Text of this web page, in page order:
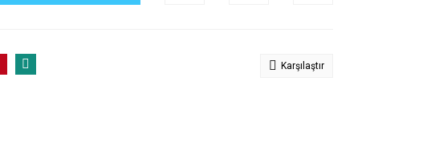
Karşılaştır